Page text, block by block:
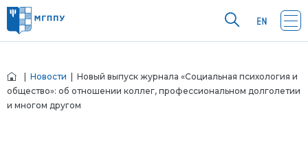
Новости | Новый выпуск журнала «Социальная психология и
общество»: об отношении коллег, профессиональном долголетии
и многом другом